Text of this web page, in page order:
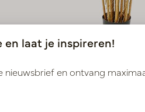
laat je inspireren!
nieuwsbrief en ontvang